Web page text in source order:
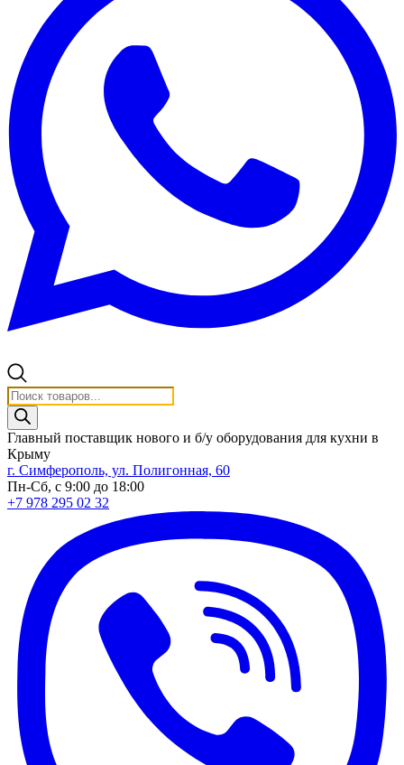
Поиск
товаров
Главный поставщик нового и б/у оборудования для кухни в
Крыму
г. Симферополь, ул. Полигонная, 60
Пн-Сб, с 9:00 до 18:00
+7 978 295 02 32